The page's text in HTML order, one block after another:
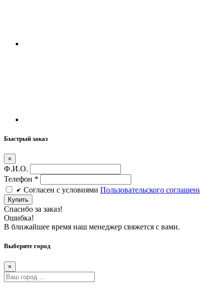
Быстрый заказ
×
Ф.И.О.
Телефон *
Cогласен c условиями Пользовательского
Купить
Спасибо за заказ!
Ошибка!
В ближайшее время наш менеджер свяжется с вами.
Выберите город
×